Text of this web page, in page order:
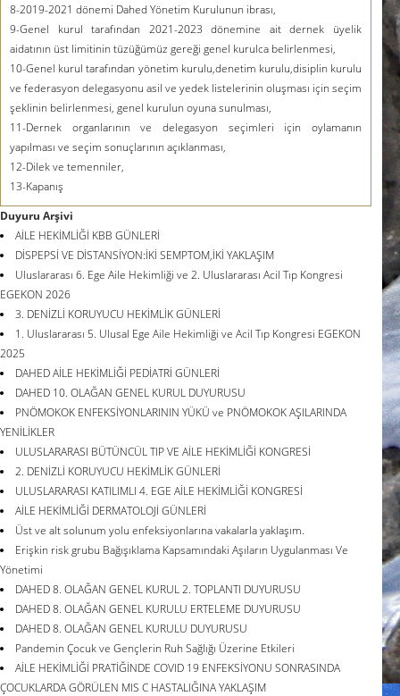
8-2019-2021 dönemi Dahed Yönetim Kurulunun ibrası,
9-Genel kurul tarafından 2021-2023 dönemine ait dernek üyelik
aidatının üst limitinin tüzüğümüz gereği genel kurulca belirlenmesi,
10-Genel kurul tarafından yönetim kurulu,denetim kurulu,disiplin kurulu
ve federasyon delegasyonu asil ve yedek listelerinin oluşması için seçim
şeklinin belirlenmesi, genel kurulun oyuna sunulması,
11-Dernek organlarının ve delegasyon seçimleri için oylamanın
yapılması ve seçim sonuçlarının açıklanması,
12-Dilek ve temenniler,
13-Kapanış
Duyuru Arşivi
AİLE HEKİMLİĞİ KBB GÜNLERİ
DİSPEPSİ VE DİSTANSİYON:İKİ SEMPTOM,İKİ YAKLAŞIM
Uluslararası 6. Ege Aile Hekimliği ve 2. Uluslararası Acil Tıp Kongresi
EGEKON 2026
3. DENİZLİ KORUYUCU HEKİMLİK GÜNLERİ
1. Uluslararası 5. Ulusal Ege Aile Hekimliği ve Acil Tıp Kongresi EGEKON
2025
DAHED AİLE HEKİMLİĞİ PEDİATRİ GÜNLERİ
DAHED 10. OLAĞAN GENEL KURUL DUYURUSU
PNÖMOKOK ENFEKSİYONLARININ YÜKÜ ve PNÖMOKOK AŞILARINDA
YENİLİKLER
ULUSLARARASI BÜTÜNCÜL TIP VE AİLE HEKİMLİĞİ KONGRESİ
2. DENİZLİ KORUYUCU HEKİMLİK GÜNLERİ
ULUSLARARASI KATILIMLI 4. EGE AİLE HEKİMLİĞİ KONGRESİ
AİLE HEKİMLİĞİ DERMATOLOJİ GÜNLERİ
Üst ve alt solunum yolu enfeksiyonlarına vakalarla yaklaşım.
Erişkin risk grubu Bağışıklama Kapsamındaki Aşıların Uygulanması Ve
Yönetimi
DAHED 8. OLAĞAN GENEL KURUL 2. TOPLANTI DUYURUSU
DAHED 8. OLAĞAN GENEL KURULU ERTELEME DUYURUSU
DAHED 8. OLAĞAN GENEL KURULU DUYURUSU
Pandemin Çocuk ve Gençlerin Ruh Sağlığı Üzerine Etkileri
AİLE HEKİMLİĞİ PRATİĞİNDE COVID 19 ENFEKSİYONU SONRASINDA
ÇOCUKLARDA GÖRÜLEN MIS C HASTALIĞINA YAKLAŞIM